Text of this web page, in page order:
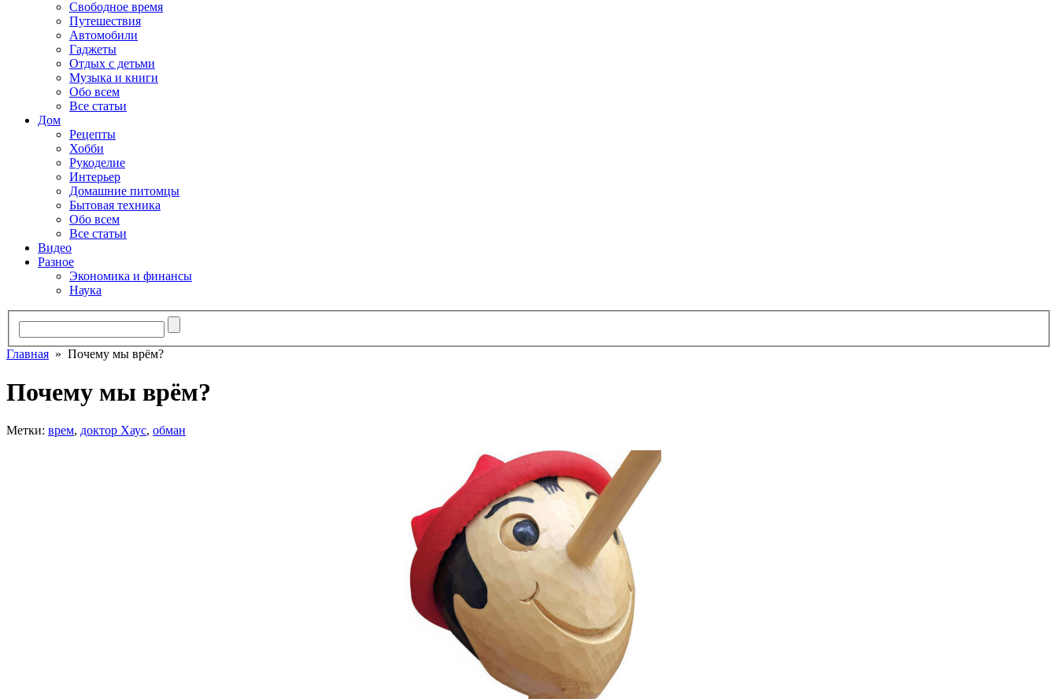
Свободное время
Путешествия
Автомобили
Гаджеты
Отдых с детьми
Музыка и книги
Обо всем
Все статьи
Дом
Рецепты
Хобби
Рукоделие
Интерьер
Домашние питомцы
Бытовая техника
Обо всем
Все статьи
Видео
Разное
Экономика и финансы
Наука
Главная » Почему мы врём?
Почему мы врём?
Метки: врем, доктор Хаус, обман